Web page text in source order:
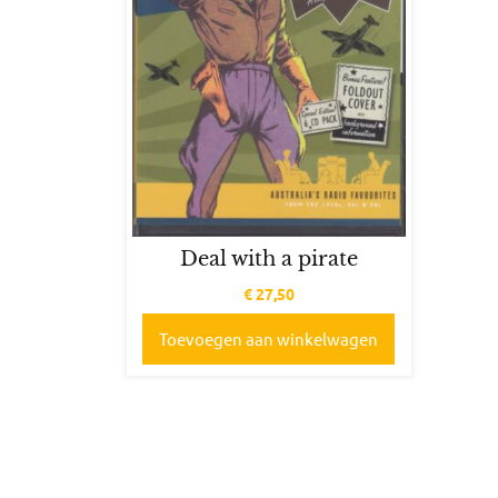
Deal with a pirate
€27,50
Toevoegen aan winkelwagen